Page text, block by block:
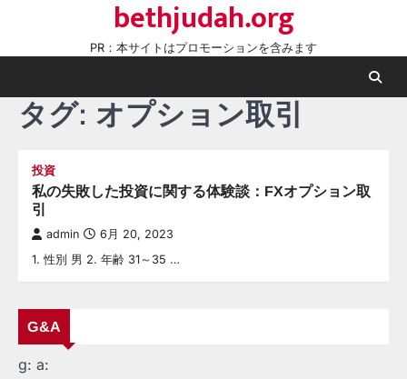
content
bethjudah.org
PR：本サイトはプロモーションを含みます
タグ: オプション取引
投資
私の失敗した投資に関する体験談：FXオプション取
引
admin 6月 20, 2023
1. 性別 男 2. 年齢 31～35 …
G&A
g: a: